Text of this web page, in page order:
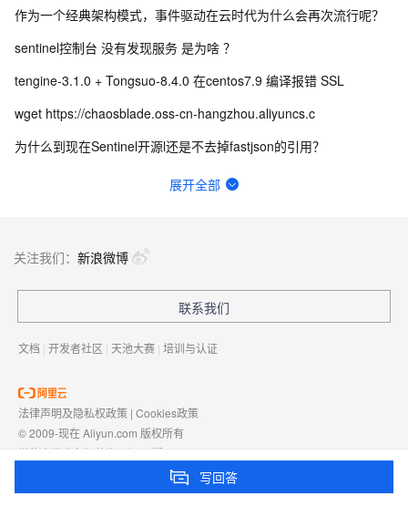
作为一个经典架构模式，事件驱动在云时代为什么会再次流行呢？
sentinel控制台 没有发现服务 是为啥 ？
tengine-3.1.0 + Tongsuo-8.4.0 在centos7.9 编译报错 SSL
wget https://chaosblade.oss-cn-hangzhou.aliyuncs.c
为什么到现在Sentinel开源l还是不去掉fastjson的引用？
有办法修改服务端Dubbo-go的这个窗口大小吗？
公网接入消息中间件MQ访问被拒绝？
展开全部
写回答
关注我们： 新浪微博
联系我们
文档 | 开发者社区 | 天池大赛 | 培训与认证
法律声明及隐私权政策 | Cookies政策
© 2009-现在 Aliyun.com 版权所有
增值电信业务经营许可证： 浙B2-20080101
浙D3-20210002
浙公网安备 33010602009975号浙B2-20080101-4